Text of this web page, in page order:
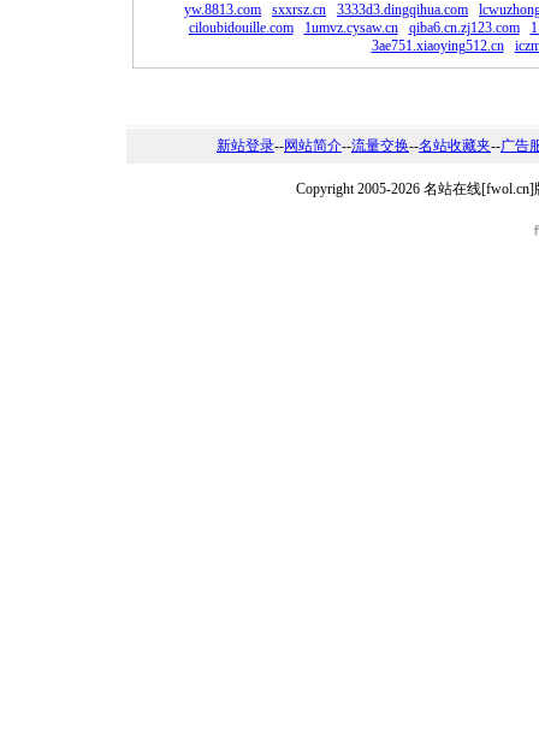
yw.8813.com sxxrsz.cn 3333d3.dingqihua.com
ciloubidouille.com
1umvz.cysaw.cn qiba6.cn.zj123.com
3ae751.xiaoying512.cn
新站登录--网站简介--流量交换--名站收藏夹--广告
Copyright 2005-2026 名站在线